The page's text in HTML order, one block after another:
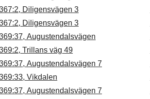
Diligensvägen 3
Diligensvägen 3
Augustendalsvägen
Trillans väg 49
Augustendalsvägen 7
Vikdalen
Augustendalsvägen 7